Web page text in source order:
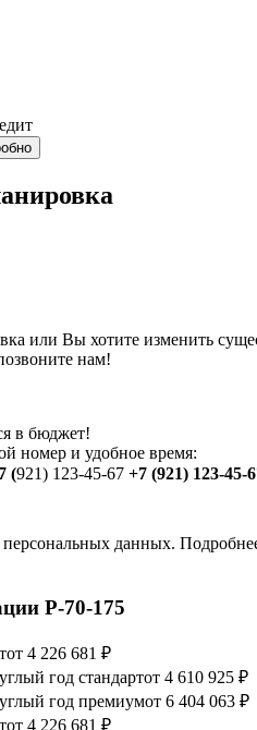
или Вы хотите изменить
нам!
в бюджет!
номер и удобное время:
(921) 123-45-67 +7 (921) 123-45-
персональных данных.
Р-70-175
от 4 226 681 ₽
год стандартот 4 610 925 ₽
год премиумот 6 404 063 ₽
от 4 226 681 ₽